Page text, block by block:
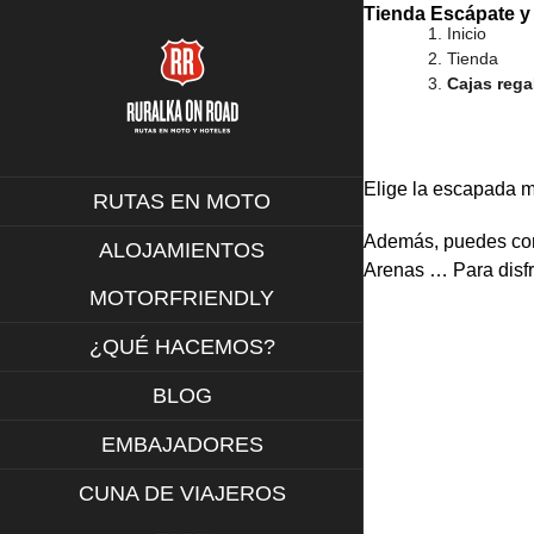
RUTAS EN MOTO
ALOJAMIENTOS
MOTORFRIENDLY
¿QUÉ HACEMOS?
BLOG
EMBAJADORES
CUNA DE VIAJEROS
Tienda Escápate
Inicio
Tienda
Cajas
Elige la escapada
Además, puedes
Arenas … Para